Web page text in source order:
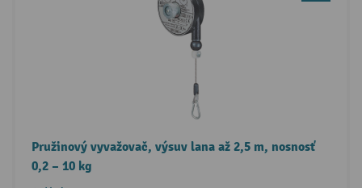
Pružinový vyvažovač, výsuv lana až 2,5 m, nosnosť
0,2 – 10 kg